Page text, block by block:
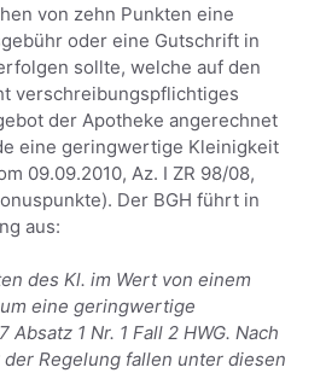
von zehn Punkten eine
oder eine Gutschrift in
sollte, welche auf den
verschreibungspflichtiges
der Apotheke angerechnet
eine geringwertige Kleinigkeit
09.09.2010, Az. I ZR 98/08,
Der BGH führt in
aus:
des Kl. im Wert von einem
eine geringwertige
1 Nr. 1 Fall 2 HWG. Nach
Regelung fallen unter diesen